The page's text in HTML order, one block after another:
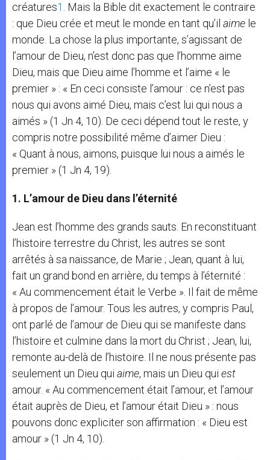
créatures1 . Mais la Bible dit exactement le contraire
: que Dieu crée et meut le monde en tant qu’il aime le
monde. La chose la plus importante, s’agissant de
l’amour de Dieu, n’est donc pas que l’homme aime
Dieu, mais que Dieu aime l’homme et l’aime « le
premier » : « En ceci consiste l’amour : ce n’est pas
nous qui avons aimé Dieu, mais c’est lui qui nous a
aimés » (1 Jn 4, 10). De ceci dépend tout le reste, y
compris notre possibilité même d’aimer Dieu :
« Quant à nous, aimons, puisque lui nous a aimés le
premier » (1 Jn 4, 19).
1. L’amour de Dieu dans l’éternité
Jean est l’homme des grands sauts. En reconstituant
l’histoire terrestre du Christ, les autres se sont
arrêtés à sa naissance, de Marie ; Jean, quant à lui,
fait un grand bond en arrière, du temps à l’éternité :
« Au commencement était le Verbe ». Il fait de même
à propos de l’amour. Tous les autres, y compris Paul,
ont parlé de l’amour de Dieu qui se manifeste dans
l’histoire et culmine dans la mort du Christ ; Jean, lui,
remonte au-delà de l’histoire. Il ne nous présente pas
seulement un Dieu qui aime, mais un Dieu qui est
amour. « Au commencement était l’amour, et l’amour
était auprès de Dieu, et l’amour était Dieu » : nous
pouvons donc expliciter son affirmation : « Dieu est
amour » (1 Jn 4, 10).